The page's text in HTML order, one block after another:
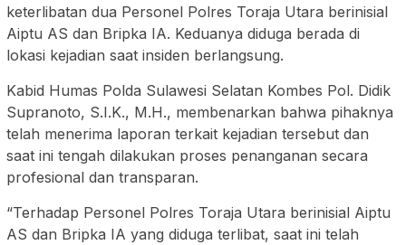
keterlibatan dua Personel Polres Toraja Utara berinisial
Aiptu AS dan Bripka IA. Keduanya diduga berada di
lokasi kejadian saat insiden berlangsung.
Kabid Humas Polda Sulawesi Selatan Kombes Pol. Didik
Supranoto, S.I.K., M.H., membenarkan bahwa pihaknya
telah menerima laporan terkait kejadian tersebut dan
saat ini tengah dilakukan proses penanganan secara
profesional dan transparan.
“Terhadap Personel Polres Toraja Utara berinisial Aiptu
AS dan Bripka IA yang diduga terlibat, saat ini telah